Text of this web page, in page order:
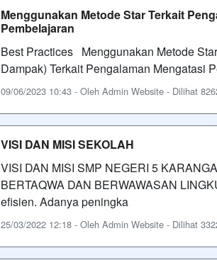
Menggunakan Metode Star Terkait
Pembelajaran
Best Practices Menggunakan Metode
Dampak) Terkait Pengalaman
09/06/2023 10:43 - Oleh Admin Website - Dilihat
VISI DAN MISI SEKOLAH
VISI DAN MISI SMP NEGERI 5
BERTAQWA DAN BERWAWASAN
efisien. Adanya peningka
25/03/2022 12:18 - Oleh Admin Website - Dilihat